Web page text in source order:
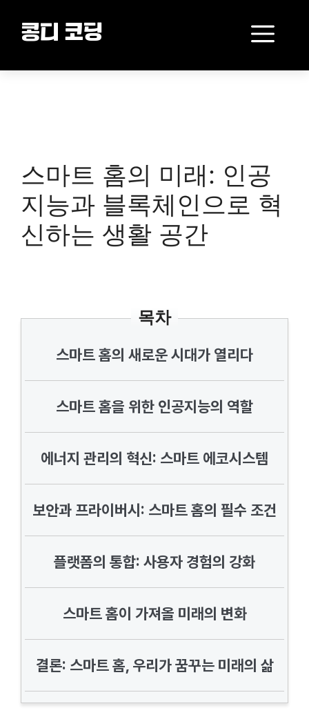
content콩디 코딩
스마트 홈의 미래: 인공
지능과 블록체인으로 혁
신하는 생활 공간
목차
스마트 홈의 새로운 시대가 열리다
스마트 홈을 위한 인공지능의 역할
에너지 관리의 혁신: 스마트 에코시스템
보안과 프라이버시: 스마트 홈의 필수 조건
플랫폼의 통합: 사용자 경험의 강화
스마트 홈이 가져올 미래의 변화
결론: 스마트 홈, 우리가 꿈꾸는 미래의 삶